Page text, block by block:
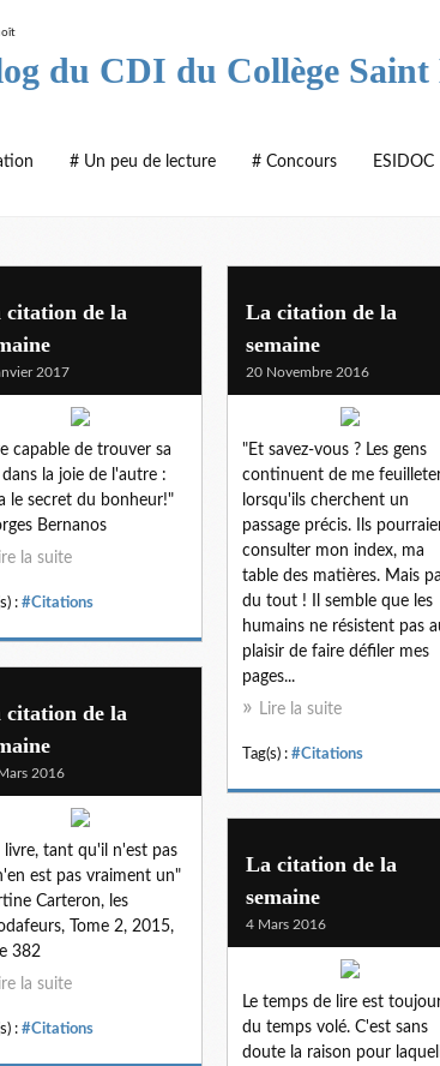
du CDI du Collège Saint
# Un peu de lecture # Concours ESIDOC
citation de la
2017
capable de trouver sa
dans la joie de l'autre :
le secret du bonheur!"
Bernanos
la suite
: #Citations
La citation de la
semaine
20 Novembre 2016
"Et savez-vous ? Les gens
continuent de me
lorsqu'ils cherchent un
passage précis. Ils
consulter mon index, ma
table des matières. Mais
du tout ! Il semble que les
humains ne résistent pas
plaisir de faire défiler mes
pages...
Lire la suite
Tag(s) : #Citations
citation de la
2016
livre, tant qu'il n'est pas
est pas vraiment un"
Carteron, les
Tome 2, 2015,
382
la suite
: #Citations
La citation de la
semaine
4 Mars 2016
Le temps de lire est
du temps volé. C'est sans
doute la raison pour